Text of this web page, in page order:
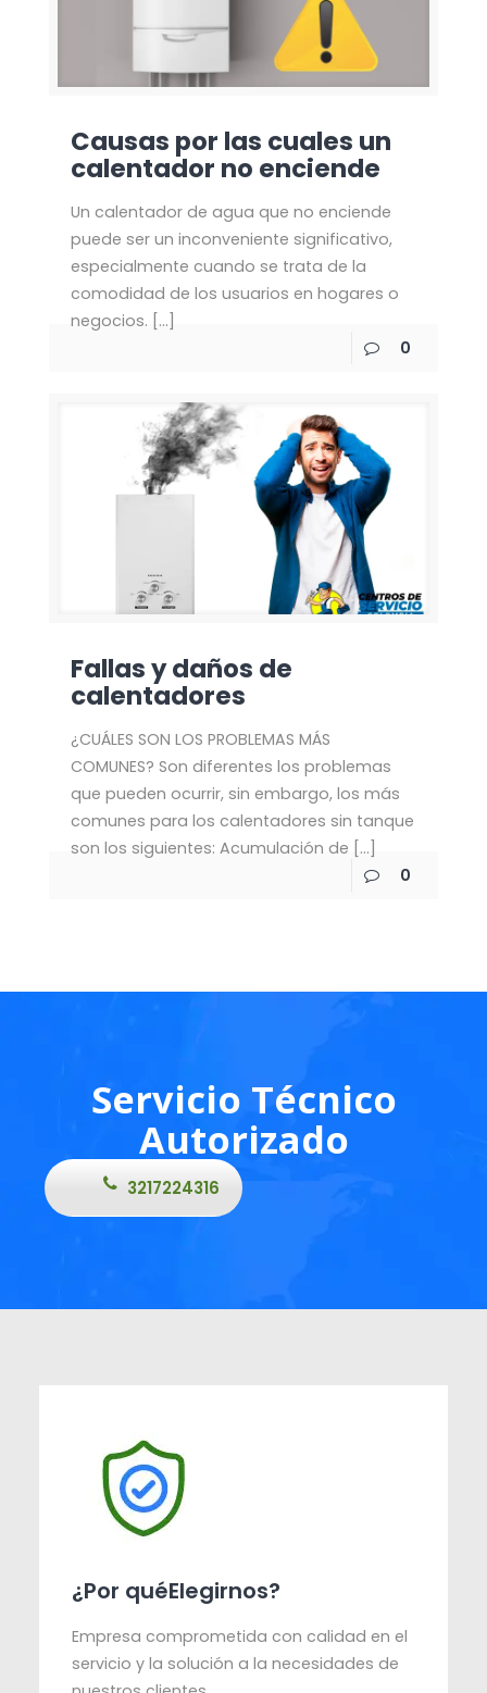
Causas por las cuales un
calentador no enciende
Un calentador de agua que no enciende
puede ser un inconveniente significativo,
especialmente cuando se trata de la
comodidad de los usuarios en hogares o
negocios. […]
0
Fallas y daños de
calentadores
¿CUÁLES SON LOS PROBLEMAS MÁS
COMUNES? Son diferentes los problemas
que pueden ocurrir, sin embargo, los más
comunes para los calentadores sin tanque
son los siguientes: Acumulación de […]
0
Servicio Técnico
Autorizado
3217224316
¿Por quéElegirnos?
Empresa comprometida con calidad en el
servicio y la solución a la necesidades de